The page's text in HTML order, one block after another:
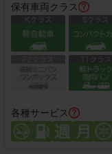
保有車両クラス
各種サービス